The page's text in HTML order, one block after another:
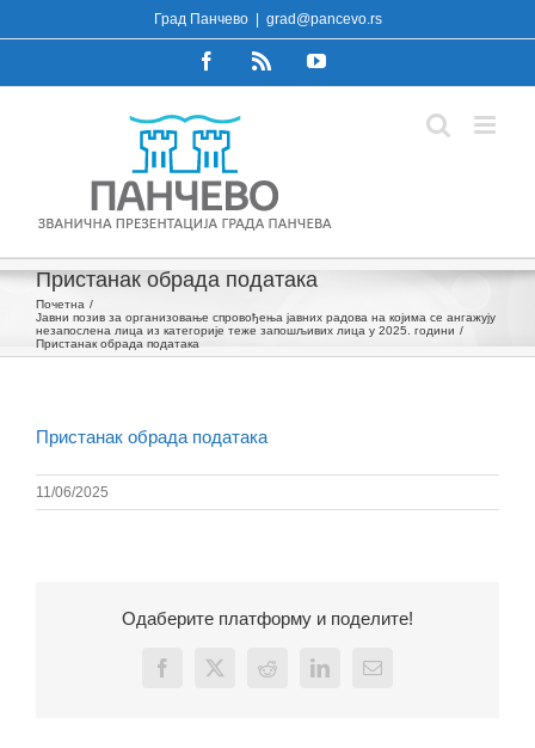
to
Град Панчево grad@pancevo.rs
FacebookRss YouTube
Пристанак обрада података
Почетна
Јавни позив за организовање спровођења јавних радова на којима се ангажују
незапослена лица из категорије теже запошљивих лица у 2025. години
Пристанак обрада података
Пристанак обрада података
11/06/2025
Одаберите платформу и поделите!
Facebook
X Reddit LinkedInEmail